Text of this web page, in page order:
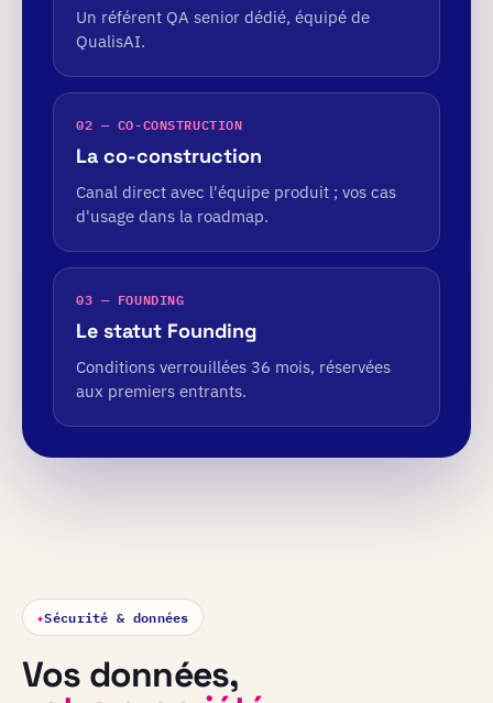
Un référent QA senior dédié, équipé de
QualisAI.
02 — CO-CONSTRUCTION
La co-construction
Canal direct avec l'équipe produit ; vos cas
d'usage dans la roadmap.
03 — FOUNDING
Le statut Founding
Conditions verrouillées 36 mois, réservées
aux premiers entrants.
✦Sécurité & données
Vos données,